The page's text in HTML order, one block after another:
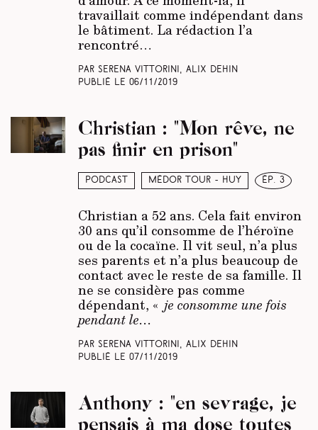
travaillait comme indépendant dans
le bâtiment. La rédaction l’a
rencontré…
Par Serena Vittorini, Alix Dehin
Publié le 06/11/2019
Podcast Médor Tour - Huy ép. 3
Christian : "Mon rêve, ne
pas finir en prison"
Christian a 52 ans. Cela fait environ
30 ans qu’il consomme de l’héroïne
ou de la cocaïne. Il vit seul, n’a plus
ses parents et n’a plus beaucoup de
contact avec le reste de sa famille. Il
ne se considère pas comme
dépendant, « je consomme une fois
pendant le…
Par Serena Vittorini, Alix Dehin
Publié le 07/11/2019
Anthony : "en sevrage, je
pensais à ma dose toutes